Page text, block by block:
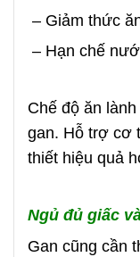
– Giảm thức
– Hạn chế
Chế độ ăn
gan. Hỗ trợ cơ
thiết hiệu quả
Ngủ đủ giấc
Gan cũng cần